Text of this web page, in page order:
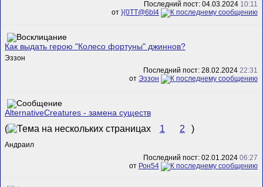
Последний пост: 04.03.2024 10:11
от }{0TT@6bI4
Как выдать герою "Колесо фортуны" джиннов?
Эззон
Последний пост: 28.02.2024 22:31
от Эззон
AlternativeCreatures - замена существ
( 1 2 )
Андраил
Последний пост: 02.01.2024 06:27
от Рон54